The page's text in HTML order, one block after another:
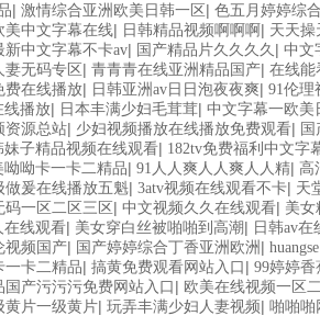
| 激情综合亚洲欧美日韩一区 | 色五月婷婷综
美中文字幕在线| 日韩精品视频啊啊啊 | 天天操
新中文字幕不卡av| 国产精品片久久久久 | 中文
妻无码专区 | 青青青在线亚洲精品国产| 在线能
费在线播放| 日韩亚洲av日日泡夜夜爽| 91伦理
线播放| 日本丰满少妇毛茸茸| 中文字幕一欧美
资源总站| 少妇视频播放在线播放免费观看|
妹子精品视频在线观看| 182tv免费福利中文字
呦呦卡一卡二精品| 91人人爽人人爽人人精| 高
做爰在线播放五魁| 3atv视频在线观看不卡| 天
码一区二区三区| 中文视频久久在线观看| 美女
在线观看| 美女穿白丝被啪啪到高潮| 日韩av
视频国产| 国产婷婷综合丁香亚洲欧洲 |
一卡二精品| 搞黄免费观看网站入口 | 99婷婷
国产污污污免费网站入口 | 欧美在线视频一区
黄片一级黄片| 玩弄丰满少妇人妻视频| 啪啪啪